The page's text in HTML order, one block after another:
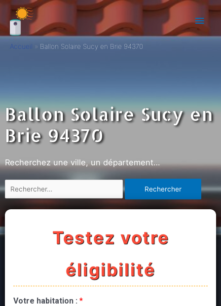
Accueil Ballon Solaire Sucy en Brie 94370
Ballon Solaire Sucy en
Brie 94370
Recherchez une ville, un département…
Testez votre
éligibilité
Votre habitation : *